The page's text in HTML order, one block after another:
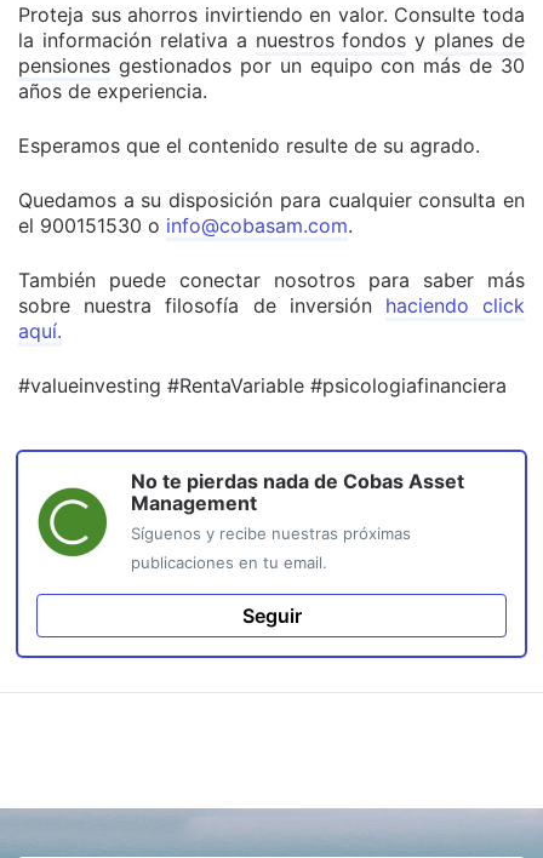
Proteja sus ahorros invirtiendo en valor. Consulte toda
la información relativa a nuestros fondos y planes de
pensiones gestionados por un equipo con más de 30
años de experiencia.
Esperamos que el contenido resulte de su agrado.
Quedamos a su disposición para cualquier consulta en
el 900151530 o info@cobasam.com.
También puede conectar nosotros para saber más
sobre nuestra filosofía de inversión haciendo click
aquí.
#valueinvesting #RentaVariable #psicologiafinanciera
No te pierdas nada de Cobas Asset
Management
Síguenos y recibe nuestras próximas
publicaciones en tu email.
Seguir